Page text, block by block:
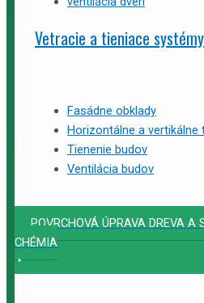
Vetracie a tieniace systémy
Fasádne obklady
Horizontálne a vertikálne
Tienenie budov
Ventilácia budov
POVRCHOVÁ ÚPRAVA DREVA A
CHÉMIA